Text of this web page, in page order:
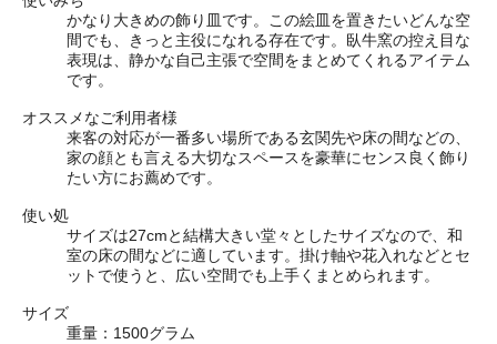
かなり大きめの飾り皿です。この絵皿を置きたいどんな空
間でも、きっと主役になれる存在です。臥牛窯の控え目な
表現は、静かな自己主張で空間をまとめてくれるアイテム
です。
オススメなご利用者様
来客の対応が一番多い場所である玄関先や床の間などの、
家の顔とも言える大切なスペースを豪華にセンス良く飾り
たい方にお薦めです。
使い処
サイズは27cmと結構大きい堂々としたサイズなので、和
室の床の間などに適しています。掛け軸や花入れなどとセ
ットで使うと、広い空間でも上手くまとめられます。
サイズ
重量：1500グラム